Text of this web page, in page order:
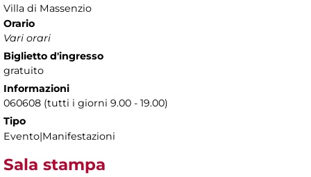
Villa di Massenzio
Orario
Vari orari
Biglietto d'ingresso
gratuito
Informazioni
060608 (tutti i giorni 9.00 - 19.00)
Tipo
Evento|Manifestazioni
Sala stampa